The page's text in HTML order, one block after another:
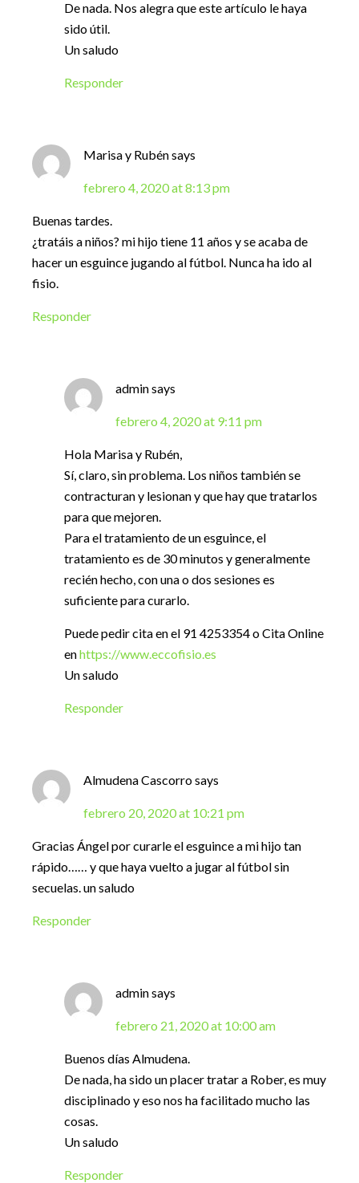
De nada. Nos alegra que este artículo le haya
sido útil.
Un saludo
Responder
Marisa y Rubénsays
febrero 4, 2020 at 8:13 pm
Buenas tardes.
¿tratáis a niños? mi hijo tiene 11 años y se acaba de
hacer un esguince jugando al fútbol. Nunca ha ido al
fisio.
Responder
adminsays
febrero 4, 2020 at 9:11 pm
Hola Marisa y Rubén,
Sí, claro, sin problema. Los niños también se
contracturan y lesionan y que hay que tratarlos
para que mejoren.
Para el tratamiento de un esguince, el
tratamiento es de 30 minutos y generalmente
recién hecho, con una o dos sesiones es
suficiente para curarlo.
Puede pedir cita en el 91 4253354 o Cita Online
enhttps://www.eccofisio.es
Un saludo
Responder
Almudena Cascorrosays
febrero 20, 2020 at 10:21 pm
Gracias Ángel por curarle el esguince a mi hijo tan
rápido…… y que haya vuelto a jugar al fútbol sin
secuelas. un saludo
Responder
adminsays
febrero 21, 2020 at 10:00 am
Buenos días Almudena.
De nada, ha sido un placer tratar a Rober, es muy
disciplinado y eso nos ha facilitado mucho las
cosas.
Un saludo
Responder